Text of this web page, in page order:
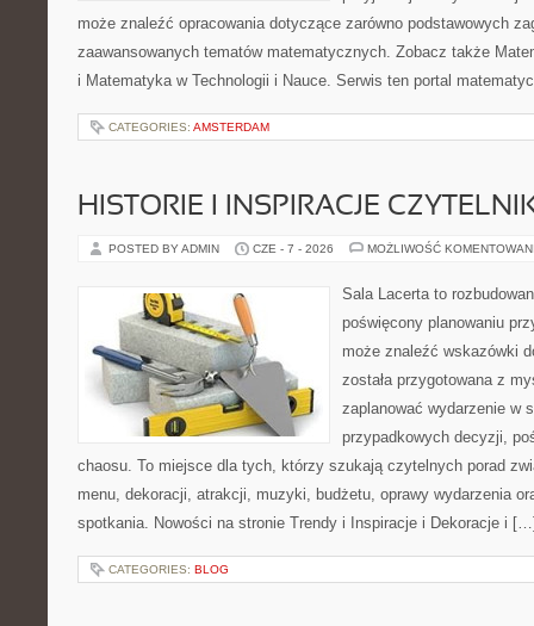
może znaleźć opracowania dotyczące zarówno podstawowych
zaawansowanych tematów matematycznych. Zobacz także
i Matematyka w Technologii i Nauce. Serwis ten portal
CATEGORIES: AMSTERDAM
HISTORIE I INSPIRACJE
POSTED BY ADMIN CZE - 7 - 2026 MOŻLIWOŚĆ
Sala Lacerta to
poświęcony planowaniu
może znaleźć wskazówki
została przygotowana z
zaplanować wydarzenie w
przypadkowych decyzji,
chaosu. To miejsce dla tych, którzy szukają czytelnych porad
menu, dekoracji, atrakcji, muzyki, budżetu, oprawy wydarzenia
spotkania. Nowości na stronie Trendy i Inspiracje i Dekoracje i
CATEGORIES: BLOG